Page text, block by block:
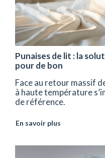
Punaises de lit : la
pour de bon
Face au retour massif
à haute température
de référence.
En savoir plus